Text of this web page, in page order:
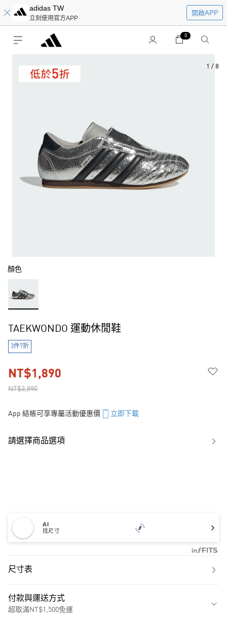
adidas TW
立刻使用官方APP
開啟APP
0
1 / 8
顏色
TAEKWONDO 運動休閒鞋
3件7折
NT$3,890
NT$1,890
App 結帳可享專屬活動優惠價 立即下載
請選擇商品選項
AI
找尺寸
尺寸表
付款與運送方式
超取滿NT$1,500免運